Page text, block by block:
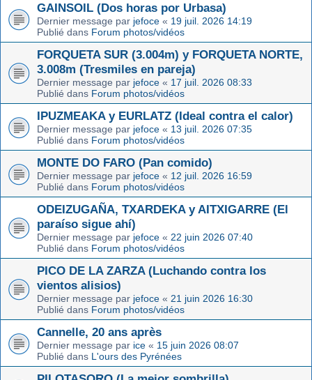
GAINSOIL (Dos horas por Urbasa)
Dernier message par jefoce « 19 juil. 2026 14:19
Publié dans Forum photos/vidéos
FORQUETA SUR (3.004m) y FORQUETA NORTE,
3.008m (Tresmiles en pareja)
Dernier message par jefoce « 17 juil. 2026 08:33
Publié dans Forum photos/vidéos
IPUZMEAKA y EURLATZ (Ideal contra el calor)
Dernier message par jefoce « 13 juil. 2026 07:35
Publié dans Forum photos/vidéos
MONTE DO FARO (Pan comido)
Dernier message par jefoce « 12 juil. 2026 16:59
Publié dans Forum photos/vidéos
ODEIZUGAÑA, TXARDEKA y AITXIGARRE (El
paraíso sigue ahí)
Dernier message par jefoce « 22 juin 2026 07:40
Publié dans Forum photos/vidéos
PICO DE LA ZARZA (Luchando contra los
vientos alisios)
Dernier message par jefoce « 21 juin 2026 16:30
Publié dans Forum photos/vidéos
Cannelle, 20 ans après
Dernier message par ice « 15 juin 2026 08:07
Publié dans L'ours des Pyrénées